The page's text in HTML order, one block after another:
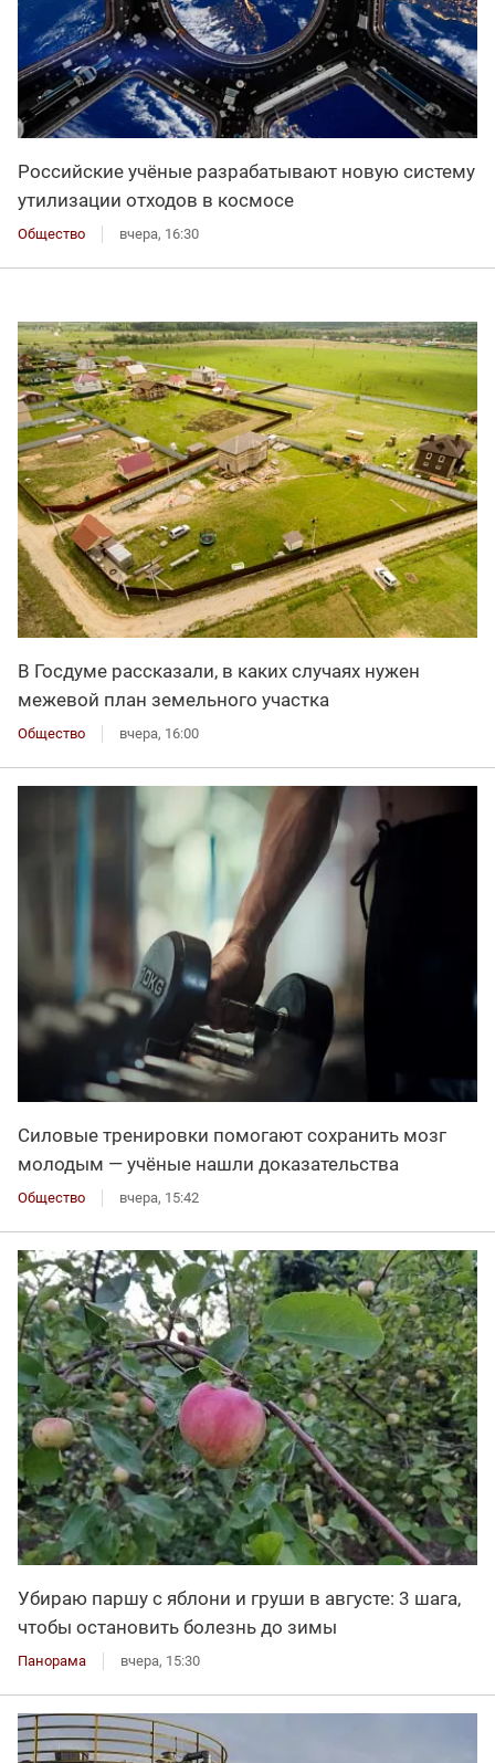
Российские учёные разрабатывают новую систему
утилизации отходов в космосе
Общество вчера, 16:30
В Госдуме рассказали, в каких случаях нужен
межевой план земельного участка
Общество вчера, 16:00
Силовые тренировки помогают сохранить мозг
молодым — учёные нашли доказательства
Общество вчера, 15:42
Убираю паршу с яблони и груши в августе: 3 шага,
чтобы остановить болезнь до зимы
Панорама вчера, 15:30